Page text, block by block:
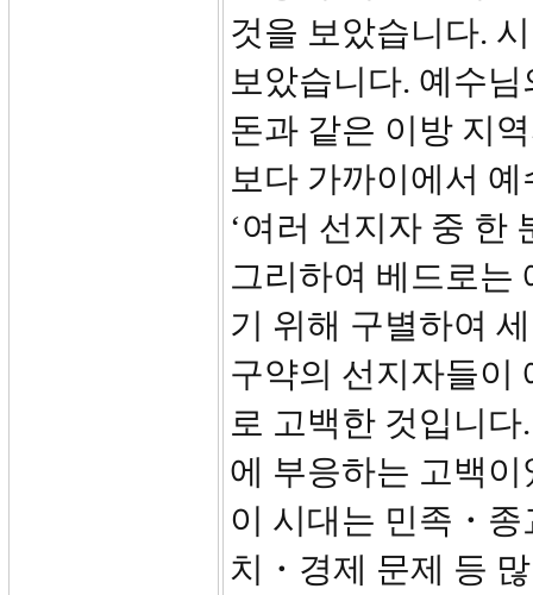
것을 보았습니다.
보았습니다. 예수
돈과 같은 이방 지
보다 가까이에서
‘여러 선지자 중 한
그리하여 베드로는
기 위해 구별하여
구약의 선지자들이
로 고백한 것입니
에 부응하는 고백
이 시대는 민족・
치・경제 문제 등